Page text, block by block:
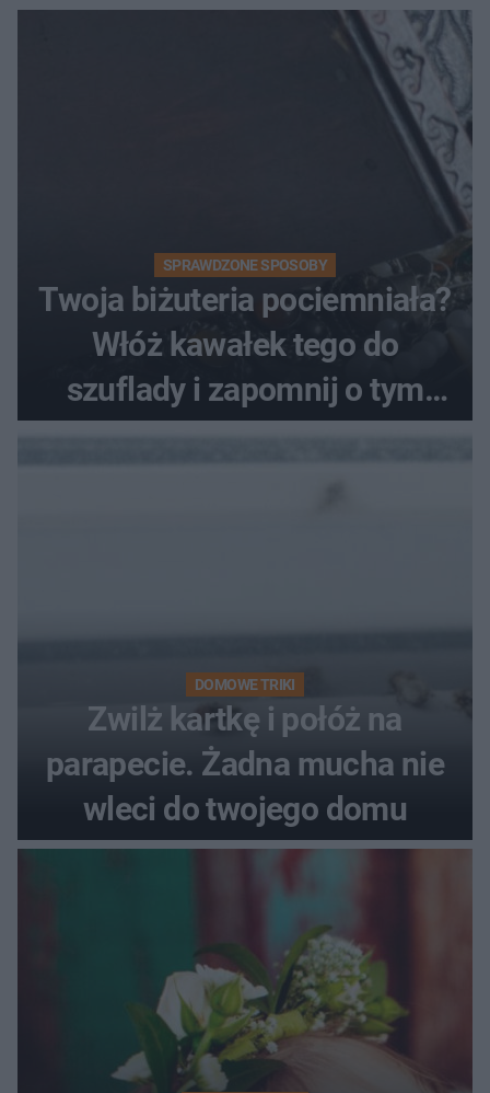
SPRAWDZONE SPOSOBY
Twoja biżuteria pociemniała?
Włóż kawałek tego do
szuflady i zapomnij o tym
problemie. Sposób na
DOMOWE TRIKI
Zwilż kartkę i połóż na
parapecie. Żadna mucha nie
wleci do twojego domu